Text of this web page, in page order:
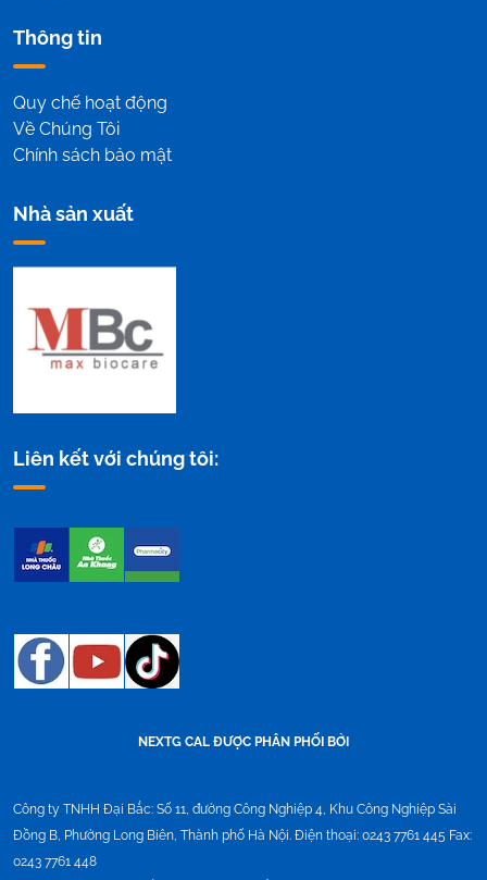
Thông tin
Quy chế hoạt động
Về Chúng Tôi
Chính sách bảo mật
Nhà sản xuất
Liên kết với chúng tôi:
NEXTG CAL ĐƯỢC PHÂN PHỐI BỞI
Công ty TNHH Đại Bắc: Số 11, đường Công Nghiệp 4, Khu Công Nghiệp Sài
Đồng B, Phường Long Biên, Thành phố Hà Nội. Điện thoại: 0243 7761 445 Fax:
0243 7761 448